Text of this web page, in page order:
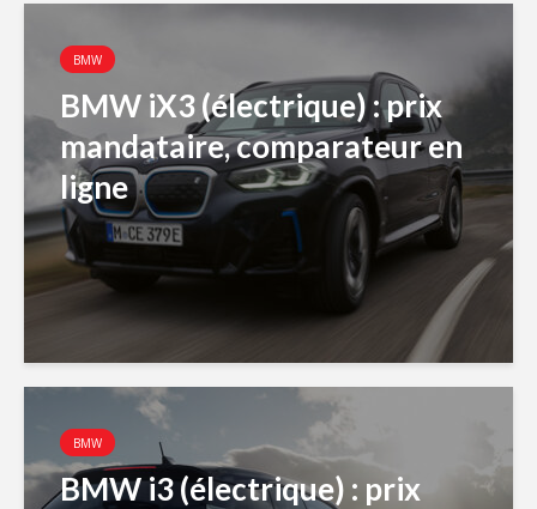
BMW
BMW iX3 (électrique) : prix
mandataire, comparateur en
ligne
BMW
BMW i3 (électrique) : prix